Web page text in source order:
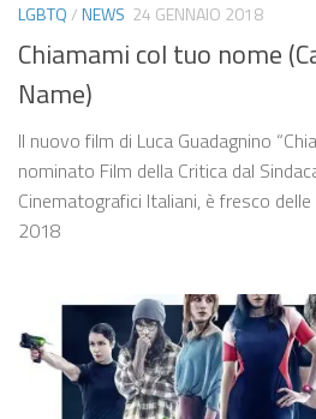
LGBTQ/NEWS 24 GENNAIO 2018
Chiamami col tuo nome
Name)
Il nuovo film di Luca Guadagnino
nominato Film della Critica dal
Cinematografici Italiani, è fresco
2018